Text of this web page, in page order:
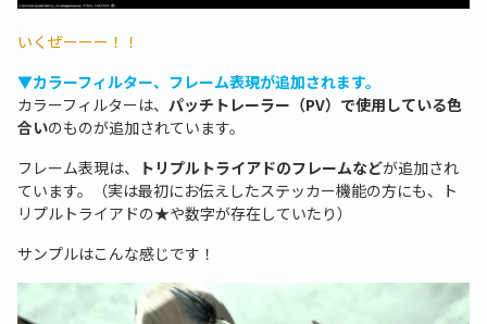
いくぜーーー！！
▼カラーフィルター、フレーム表現が追加されます。
カラーフィルターは、 パッチトレーラー（PV）で使用している色
合いのものが追加されています。
フレーム表現は、
トリプルトライアドのフレームなどが追加され
ています。（実は最初にお伝えしたステッカー機能の方にも、ト
リプルトライアドの★や数字が存在していたり）
サンプルはこんな感じです！